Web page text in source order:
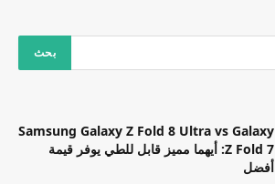
Samsung Galaxy Z Fold 8 Ultra vs Galaxy
Z Fold 7: أيهما مميز قابل للطي يوفر قيمة
أفضل